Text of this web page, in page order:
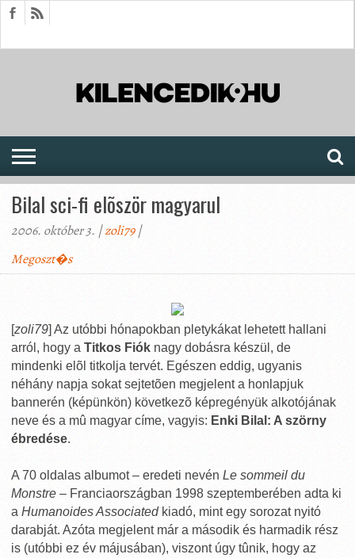
Bilal sci-fi elõször magyarul
2006. október 3. |zoli79|
Megoszt�s
[zoli79] Az utóbbi hónapokban pletykákat lehetett hallani
arról, hogy a Titkos Fiók nagy dobásra készül, de
mindenki elõl titkolja tervét. Egészen eddig, ugyanis
néhány napja sokat sejtetõen megjelent a honlapjuk
bannerén (képünkön) következõ képregényük alkotójának
neve és a mû magyar címe, vagyis: Enki Bilal: A szörny
ébredése.
A 70 oldalas albumot – eredeti nevén Le sommeil du
Monstre – Franciaországban 1998 szeptemberében adta ki
a Humanoides Associatedkiadó, mint egy sorozat nyitó
darabját. Azóta megjelent már a második és harmadik rész
is (utóbbi ez év májusában), viszont úgy tûnik, hogy az